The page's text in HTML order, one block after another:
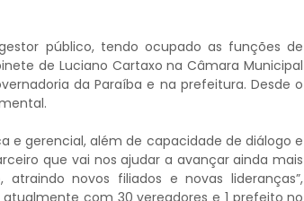
público, tendo ocupado as funções de
de Luciano Cartaxo na Câmara Municipal
da Paraíba e na prefeitura. Desde o
e gerencial, além de capacidade de diálogo e
que vai nos ajudar a avançar ainda mais
novos filiados e novas lideranças”,
com 30 vereadores e 1 prefeito no